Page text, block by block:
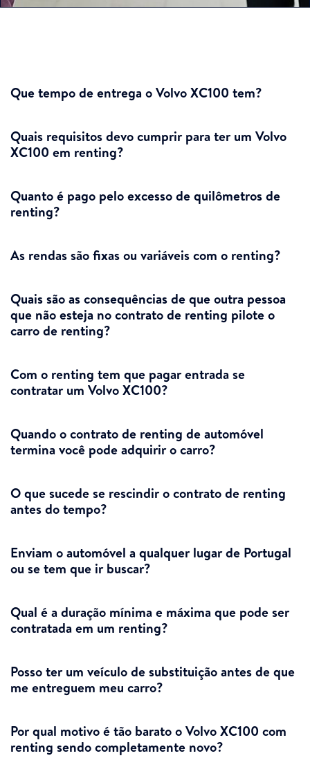
Que tempo de entrega o Volvo XC100 tem?
Quais requisitos devo cumprir para ter um Volvo
XC100 em renting?
Quanto é pago pelo excesso de quilômetros de
renting?
As rendas são fixas ou variáveis com o renting?
Quais são as consequências de que outra pessoa
que não esteja no contrato de renting pilote o
carro de renting?
Com o renting tem que pagar entrada se
contratar um Volvo XC100?
Quando o contrato de renting de automóvel
termina você pode adquirir o carro?
O que sucede se rescindir o contrato de renting
antes do tempo?
Enviam o automóvel a qualquer lugar de Portugal
ou se tem que ir buscar?
Qual é a duração mínima e máxima que pode ser
contratada em um renting?
Posso ter um veículo de substituição antes de que
me entreguem meu carro?
Por qual motivo é tão barato o Volvo XC100 com
renting sendo completamente novo?